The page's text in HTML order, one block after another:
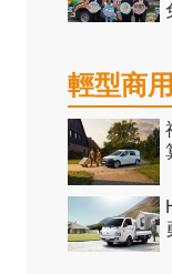
輕型商